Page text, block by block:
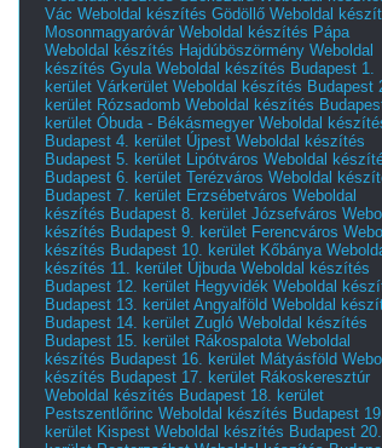
Vác Weboldal készítés Gödöllő Weboldal
Mosonmagyaróvár Weboldal készítés Pápa
Weboldal készítés Hajdúböszörmény Weboldal
készítés Gyula Weboldal készítés Budapest 1.
kerület Várkerület Weboldal készítés Budapest
kerület Rózsadomb Weboldal készítés
kerület Óbuda - Békásmegyer Weboldal
Budapest 4. kerület Újpest Weboldal készítés
Budapest 5. kerület Lipótváros Weboldal
Budapest 6. kerület Terézváros Weboldal
Budapest 7. kerület Erzsébetváros Weboldal
készítés Budapest 8. kerület Józsefváros
készítés Budapest 9. kerület Ferencváros
készítés Budapest 10. kerület Kőbánya
készítés 11. kerület Újbuda Weboldal készítés
Budapest 12. kerület Hegyvidék Weboldal
Budapest 13. kerület Angyalföld Weboldal
Budapest 14. kerület Zugló Weboldal készítés
Budapest 15. kerület Rákospalota Weboldal
készítés Budapest 16. kerület Mátyásföld
készítés Budapest 17. kerület Rákoskeresztúr
Weboldal készítés Budapest 18. kerület
Pestszentlőrinc Weboldal készítés Budapest 19.
kerület Kispest Weboldal készítés Budapest 20.